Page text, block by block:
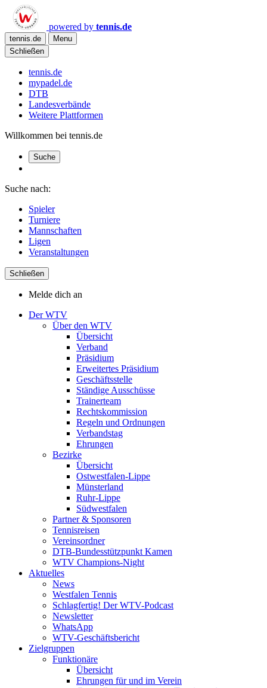
powered by tennis.de
tennis.de
Menu
Schließen
tennis.de
mypadel.de
DTB
Landesverbände
Weitere Plattformen
Willkommen bei tennis.de
Suche
Suche nach:
Spieler
Turniere
Mannschaften
Ligen
Veranstaltungen
Schließen
Melde dich an
Der WTV
Über den WTV
Übersicht
Verband
Präsidium
Erweitertes Präsidium
Geschäftsstelle
Ständige Ausschüsse
Trainerteam
Rechtskommission
Regeln und Ordnungen
Verbandstag
Ehrungen
Bezirke
Übersicht
Ostwestfalen-Lippe
Münsterland
Ruhr-Lippe
Südwestfalen
Partner & Sponsoren
Tennisreisen
Vereinsordner
DTB-Bundesstützpunkt Kamen
WTV Champions-Night
Aktuelles
News
Westfalen Tennis
Schlagfertig! Der WTV-Podcast
Newsletter
WhatsApp
WTV-Geschäftsbericht
Zielgruppen
Funktionäre
Übersicht
Ehrungen für und im Verein